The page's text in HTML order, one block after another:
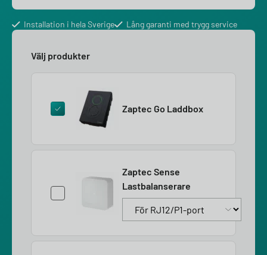
Installation i hela Sverige Lång garanti med trygg service
Välj produkter
Zaptec Go Laddbox
Zaptec Sense
Lastbalanserare